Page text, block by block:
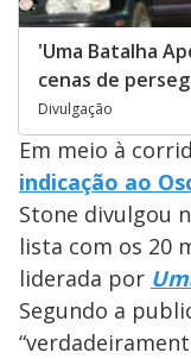
'Uma Batalha
cenas de
Divulgação
Em meio à
indicação ao
Stone divulgou
lista com os 20
liderada por
Segundo a